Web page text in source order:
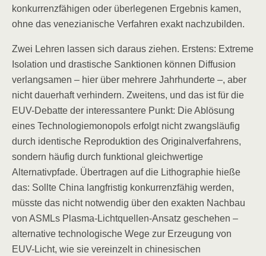
konkurrenzfähigen oder überlegenen Ergebnis kamen,
ohne das venezianische Verfahren exakt nachzubilden.
Zwei Lehren lassen sich daraus ziehen. Erstens: Extreme
Isolation und drastische Sanktionen können Diffusion
verlangsamen – hier über mehrere Jahrhunderte –, aber
nicht dauerhaft verhindern. Zweitens, und das ist für die
EUV-Debatte der interessantere Punkt: Die Ablösung
eines Technologiemonopols erfolgt nicht zwangsläufig
durch identische Reproduktion des Originalverfahrens,
sondern häufig durch funktional gleichwertige
Alternativpfade. Übertragen auf die Lithographie hieße
das: Sollte China langfristig konkurrenzfähig werden,
müsste das nicht notwendig über den exakten Nachbau
von ASMLs Plasma-Lichtquellen-Ansatz geschehen –
alternative technologische Wege zur Erzeugung von
EUV-Licht, wie sie vereinzelt in chinesischen